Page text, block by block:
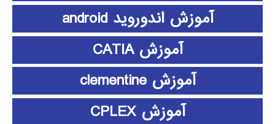
آموزش اندوروید android
آموزش CATIA
آموزش clementine
آموزش CPLEX